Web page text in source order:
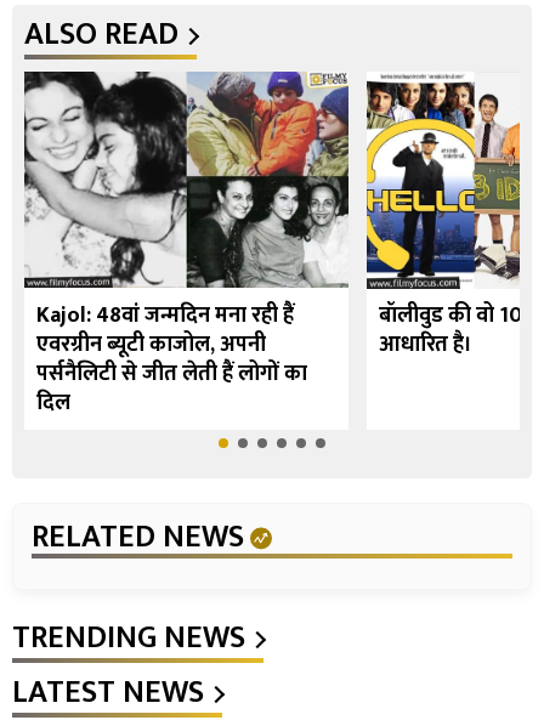
ALSO READ
Kajol: 48वां जन्मदिन मना रही हैं
एवरग्रीन ब्यूटी काजोल, अपनी
पर्सनैलिटी से जीत लेती हैं लोगों का
दिल
बॉलीवुड की वो 10
आधारित है।
RELATED NEWS
TRENDING NEWS
LATEST NEWS